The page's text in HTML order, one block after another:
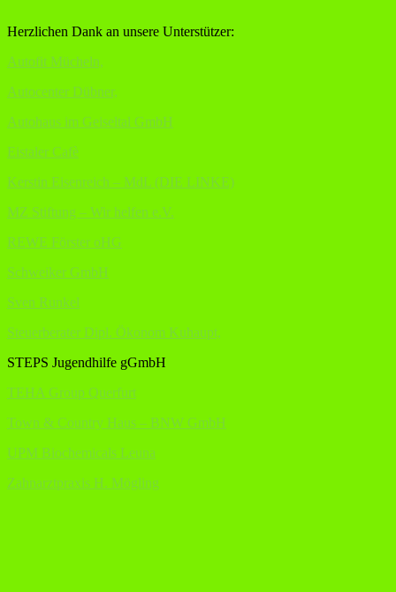
Herzlichen Dank an unsere Unterstützer:
Autofit Mücheln,
Autocenter Dübner,
Autohaus im Geiseltal GmbH
Eistaler Cafè
Kerstin Eisenreich – MdL (DIE LINKE)
MZ Stiftung – Wir helfen e.V.
REWE Förster oHG
Schweiker GmbH
Sven Runkel
Steuerberater Dipl. Ökonom Kuhaupt,
STEPS Jugendhilfe gGmbH
TEHA Group Querfurt
Town & Country Haus – BNW GmbH
UPM Biochemicals Leuna
Zahnarztpraxis H. Mögling